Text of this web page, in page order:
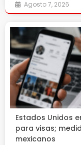
Agosto 7, 2026
Estados Unidos
para visas;
mexicanos